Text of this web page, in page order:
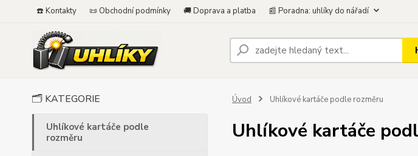
☎️ Kontakty 📜 Obchodní podmínky 🚚 Doprava a platba 📰 Poradna: uhlíky do nářadí
🗂️ KATEGORIE
Uhlíkové kartáče podle
rozměru
Úvod Uhlíkové kartáče podle rozměru
Uhlíkové kartáče